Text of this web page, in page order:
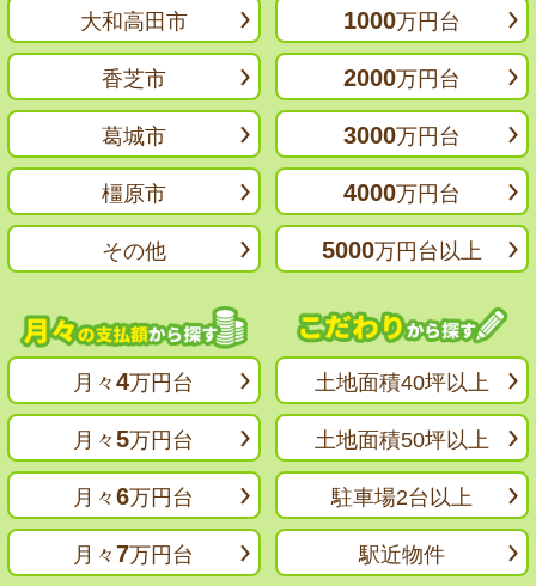
大和高田市
香芝市
葛城市
橿原市
その他
1000万円台
2000万円台
3000万円台
4000万円台
5000万円台以上
月々4万円台
月々5万円台
月々6万円台
月々7万円台
土地面積40坪以上
土地面積50坪以上
駐車場2台以上
駅近物件